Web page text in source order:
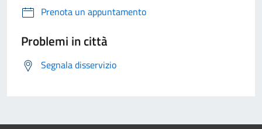
Prenota un appuntamento
Problemi in città
Segnala disservizio